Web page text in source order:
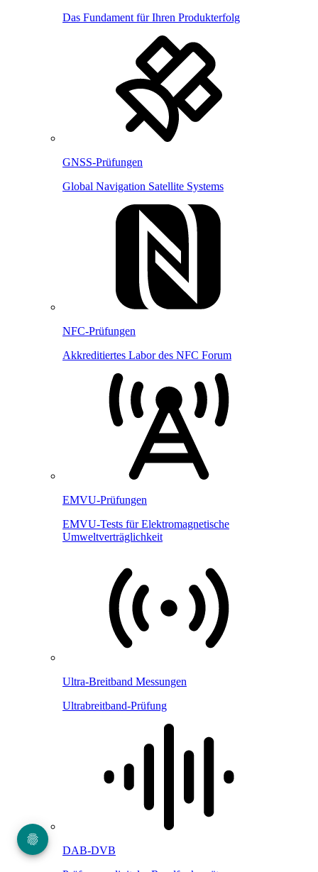
Das Fundament für Ihren Produkterfolg
GNSS-Prüfungen
Global Navigation Satellite Systems
NFC-Prüfungen
Akkreditiertes Labor des NFC Forum
EMVU-Prüfungen
EMVU-Tests für Elektromagnetische
Umweltverträglichkeit
Ultra-Breitband Messungen
Ultrabreitband-Prüfung
DAB-DVB